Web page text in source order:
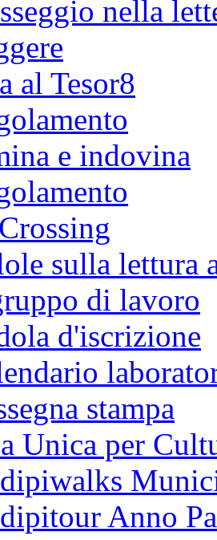
nella
al Tesor8
e indovina
sulla lettura
di lavoro
d'iscrizione
stampa
Unica per
Anno